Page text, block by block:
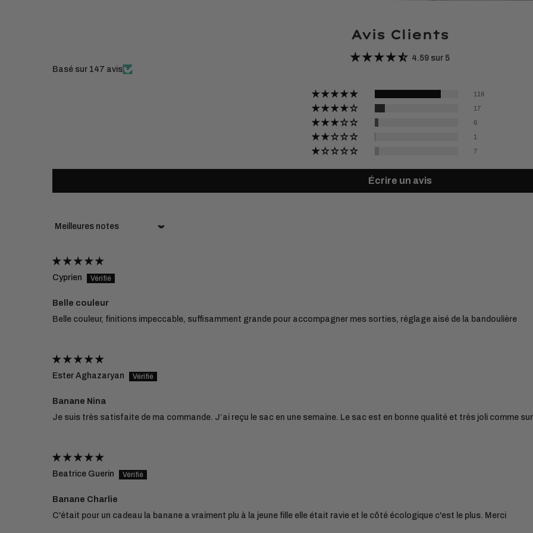
Avis Clients
4.59 sur 5
Basé sur 147 avis
116
17
6
1
7
Écrire un avis
Sort by
Cyprien
Belle couleur
Belle couleur, finitions impeccable, suffisamment grande pour accompagner mes sorties, réglage aisé de la bandoulière
Ester Aghazaryan
Banane Nina
Je suis très satisfaite de ma commande. J’ai reçu le sac en une semaine. Le sac est en bonne qualité et très joli comme
Beatrice Guerin
Banane Charlie
C'était pour un cadeau la banane a vraiment plu à la jeune fille elle était ravie et le côté écologique c'est le plus. Merci